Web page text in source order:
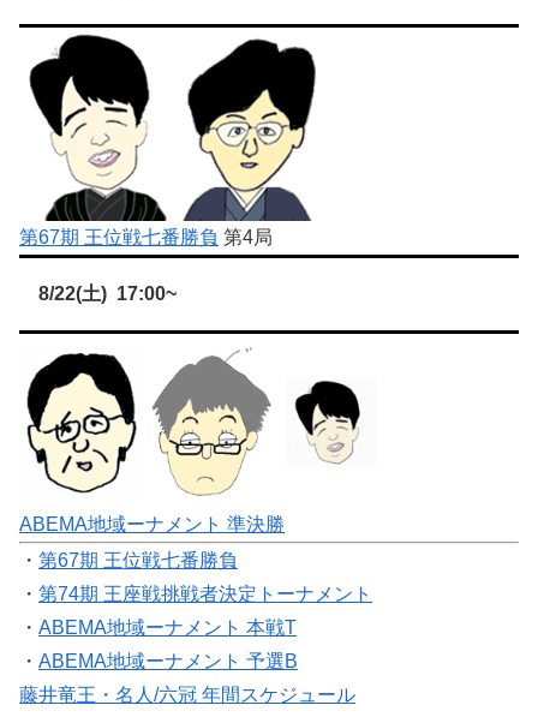
第67期 王位戦七番勝負 第4局
8/22(土) 17:00~
ABEMA地域ーナメント 準決勝
・ 第67期 王位戦七番勝負
・ 第74期 王座戦挑戦者決定トーナメント
・ ABEMA地域ーナメント 本戦T
・ ABEMA地域ーナメント 予選B
藤井竜王・名人/六冠 年間スケジュール